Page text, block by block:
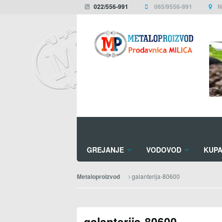
022/556-991 065/9556-991
GREJANJE VODOVOD
Metaloproizvod galanterija-80600